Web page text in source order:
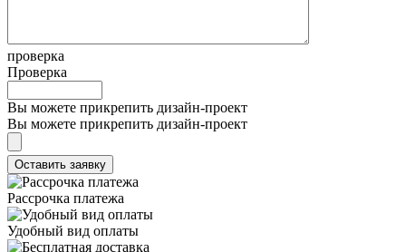
проверка
Проверка
Вы можете прикрепить дизайн-проект
Вы можете прикрепить дизайн-проект
Рассрочка платежа
Удобный вид оплаты